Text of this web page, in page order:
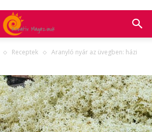
Receptek
Aranyló nyár az üvegben: házi